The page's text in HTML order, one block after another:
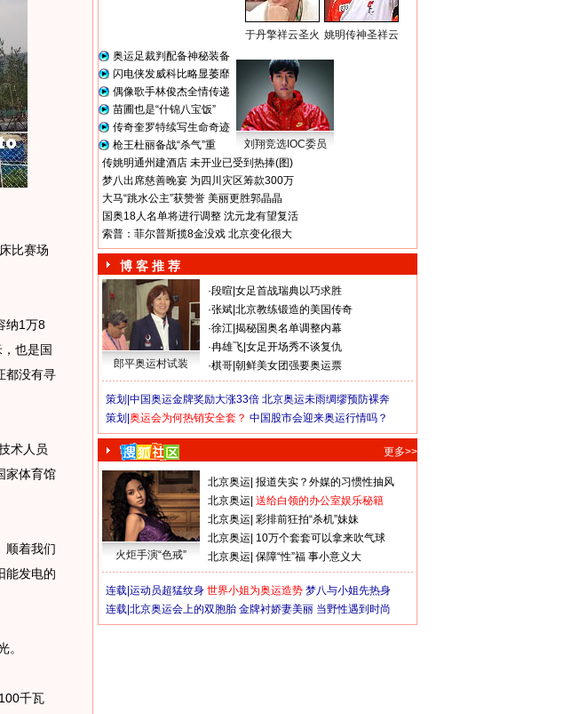
比赛场
纳1万8
也是国
都没有寻
术人员
家体育馆
顺着我们
能发电的
。
千瓦
于丹擎祥云圣火 姚明传神圣祥云
奥运足裁判配备神秘装备
闪电侠发威科比略显萎靡
偶像歌手林俊杰全情传递
苗圃也是“什锦八宝饭”
传奇奎罗特续写生命奇迹
枪王杜丽备战“杀气”重
刘翔竞选IOC委员
传姚明通州建酒店 未开业已受到热捧(图)
梦八出席慈善晚宴 为四川灾区筹款300万
大马“跳水公主”获赞誉 美丽更胜郭晶晶
国奥18人名单将进行调整 沈元龙有望复活
索普：菲尔普斯揽8金没戏 北京变化很大
博 客 推 荐
郎平奥运村试装
·段暄 女足首战瑞典以巧求胜
·张斌 北京教练锻造的美国传奇
·徐江 揭秘国奥名单调整内幕
·冉雄飞 女足开场秀不谈复仇
·棋哥 朝鲜美女团强要奥运票
策划| 中国奥运金牌奖励大涨33倍 北京奥运未雨绸缪预防裸奔
策划| 奥运会为何热销安全套？ 中国股市会迎来奥运行情吗？
更多>>
火炬手演“色戒”
北京奥运 报道失实？外媒的习惯性抽风
北京奥运 送给白领的办公室娱乐秘籍
北京奥运 彩排前狂拍“杀机”妹妹
北京奥运 10万个套套可以拿来吹气球
北京奥运 保障“性”福 事小意义大
连载| 运动员超猛纹身 世界小姐为奥运造势 梦八与小姐先热身
连载| 北京奥运会上的双胞胎 金牌衬娇妻美丽 当野性遇到时尚